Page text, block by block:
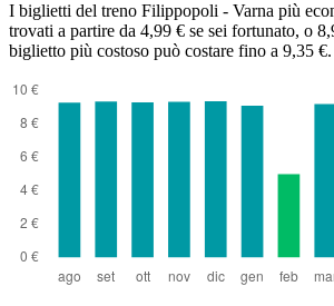
I biglietti del treno Filippopoli - Varna più
trovati a partire da 4,99 € se sei fortunato, o
biglietto più costoso può costare fino a 9,35 €.